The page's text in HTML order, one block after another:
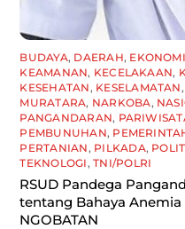
BUDAYA, DAERAH, EKONOMI
KEAMANAN, KECELAKAAN,
KESEHATAN , KESELAMATAN ,
MURATARA, NARKOBA,
PANGANDARAN,
PEMBUNUHAN,
PERTANIAN , PILKADA,
TEKNOLOGI ,TNI/POLRI
RSUD Pandega
tentang Bahaya
NGOBATAN